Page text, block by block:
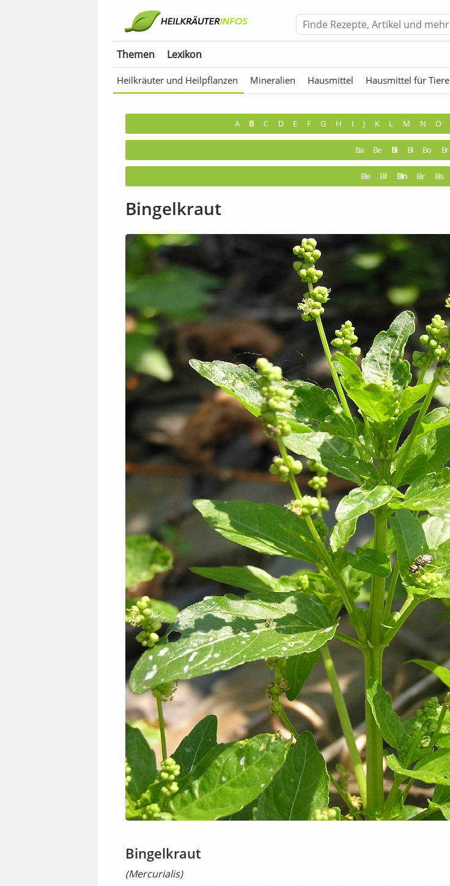
Themen Lexikon
Heilkräuter und Heilpflanzen Mineralien Hausmittel Hausmittel für Tiere
A B C D E F G H I J K L M N Ö
Ba Be Bi Bl Bo Br
Bie Bil Bin Bir Bis
Bingelkraut
Bingelkraut
(Mercurialis)